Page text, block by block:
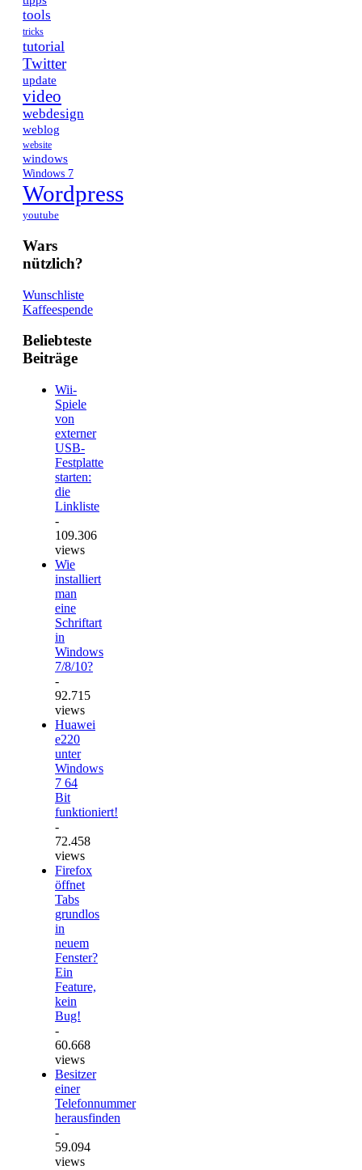
tools
tricks
tutorial
Twitter
update
video
webdesign
weblog
website
windows
Windows 7
Wordpress
youtube
Wars
nützlich?
Wunschliste
Kaffeespende
Beliebteste
Beiträge
Wii-
Spiele
von
externer
USB-
Festplatte
starten:
die
Linkliste
-
109.306
views
Wie
installiert
man
eine
Schriftart
in
Windows
7/8/10?
-
92.715
views
Huawei
e220
unter
Windows
7 64
Bit
funktioniert!
-
72.458
views
Firefox
öffnet
Tabs
grundlos
in
neuem
Fenster?
Ein
Feature,
kein
Bug!
-
60.668
views
Besitzer
einer
Telefonnummer
herausfinden
-
59.094
views